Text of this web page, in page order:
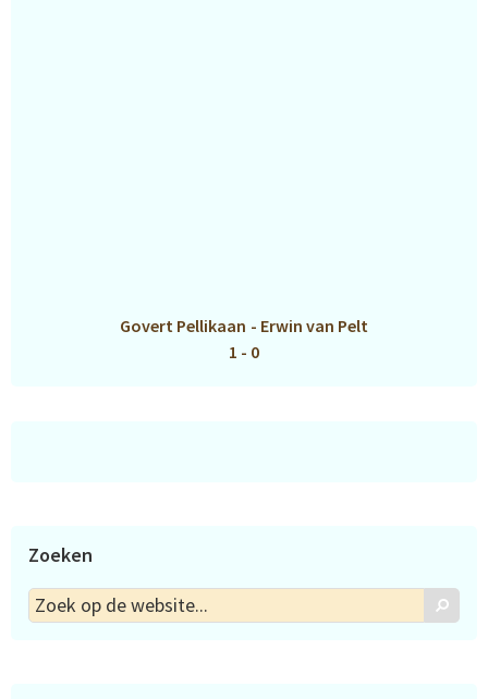
Govert Pellikaan - Erwin van Pelt
1 - 0
Zoeken
Zoek
op
Zoek